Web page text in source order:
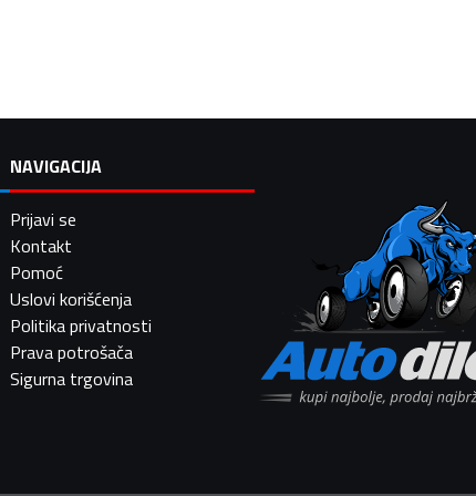
NAVIGACIJA
Prijavi se
Kontakt
Pomoć
Uslovi korišćenja
Politika privatnosti
Prava potrošača
Sigurna trgovina